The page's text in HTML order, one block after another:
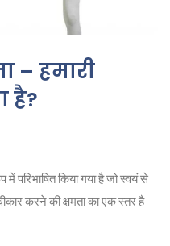
– हमारी
है?
परिभाषित किया गया है जो स्वयं से
करने की क्षमता का एक स्तर है